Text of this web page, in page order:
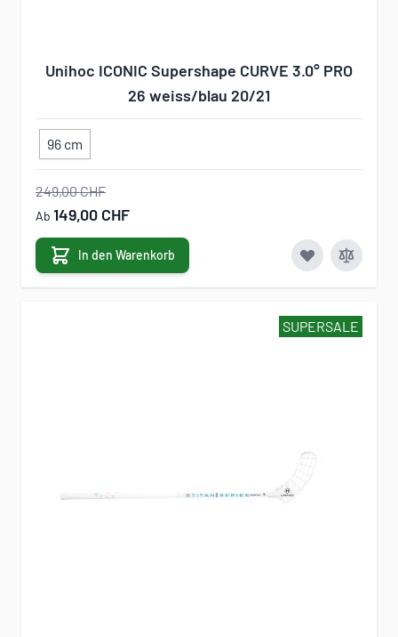
Unihoc ICONIC Supershape CURVE 3.0° PRO
26 weiss/blau 20/21
96 cm
249,00 CHF
Ab 149,00 CHF
In den Warenkorb
SUPERSALE